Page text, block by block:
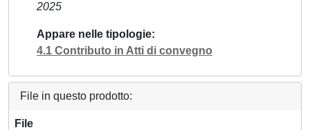
2025
Appare nelle tipologie
4.1 Contributo in Atti di convegno
File in questo prodotto:
File